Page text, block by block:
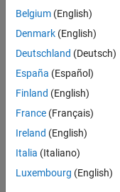
Cody
LaBelle
12 Set
1
Risposta
Aggiornato
2022
22
Belgium (English)
Denmark (English)
Deutschland (Deutsch)
España (Español)
Finland (English)
France (Français)
Ireland (English)
Italia (Italiano)
Luxembourg (English)